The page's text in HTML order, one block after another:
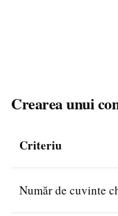
Crearea unui
Criteriu
Număr de cuvinte